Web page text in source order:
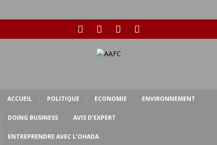
ACCUEIL POLITIQUE ECONOMIE ENVIRONNEMENT
DOING BUSINESS AVIS D’EXPERT
ENTREPRENDRE AVEC L’OHADA